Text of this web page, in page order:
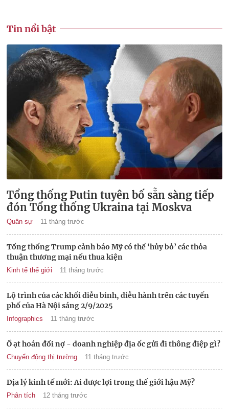
Tin nổi bật
Tổng thống Putin tuyên bố sẵn sàng tiếp
đón Tổng thống Ukraina tại Moskva
Quân sự 11 tháng trước
Tổng thống Trump cảnh báo Mỹ có thể ‘hủy bỏ’ các thỏa
thuận thương mại nếu thua kiện
Kinh tế thế giới 11 tháng trước
Lộ trình của các khối diễu binh, diễu hành trên các tuyến
phố của Hà Nội sáng 2/9/2025
Infographics 11 tháng trước
Ồ ạt hoán đổi nợ - doanh nghiệp địa ốc gửi đi thông điệp gì?
Chuyển động thị trường 11 tháng trước
Địa lý kinh tế mới: Ai được lợi trong thế giới hậu Mỹ?
Phân tích 12 tháng trước